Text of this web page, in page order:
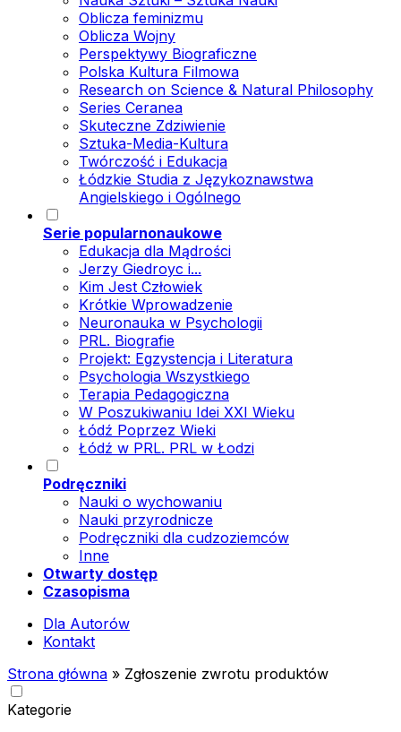
Oblicza feminizmu
Oblicza Wojny
Perspektywy Biograficzne
Polska Kultura Filmowa
Research on Science & Natural Philosophy
Series Ceranea
Skuteczne Zdziwienie
Sztuka-Media-Kultura
Twórczość i Edukacja
Łódzkie Studia z Językoznawstwa
Angielskiego i Ogólnego
Serie popularnonaukowe
Edukacja dla Mądrości
Jerzy Giedroyc i...
Kim Jest Człowiek
Krótkie Wprowadzenie
Neuronauka w Psychologii
PRL. Biografie
Projekt: Egzystencja i Literatura
Psychologia Wszystkiego
Terapia Pedagogiczna
W Poszukiwaniu Idei XXI Wieku
Łódź Poprzez Wieki
Łódź w PRL. PRL w Łodzi
Podręczniki
Nauki o wychowaniu
Nauki przyrodnicze
Podręczniki dla cudzoziemców
Inne
Otwarty dostęp
Czasopisma
Dla Autorów
Kontakt
Strona główna » Zgłoszenie zwrotu produktów
Kategorie